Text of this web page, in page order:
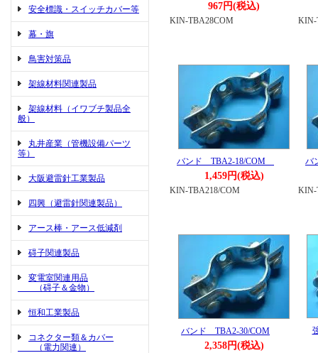
安全標識・スイッチカバー等
幕・旗
鳥害対策品
架線材料関連製品
架線材料（イワブチ製品全
般）
丸井産業（管機設備パーツ
等）
大阪避雷針工業製品
四興（避雷針関連製品）
アース棒・アース低減剤
碍子関連製品
変電室関連用品
（碍子＆金物）
恒和工業製品
コネクター類＆カバー
（電力関連）
967円(税込)
KIN-TBA28COM KIN-
バンド TBA2-18/COM
1,459円(税込)
KIN-TBA218/COM
バ
KIN-
バンド TBA2-30/COM
2,358円(税込)